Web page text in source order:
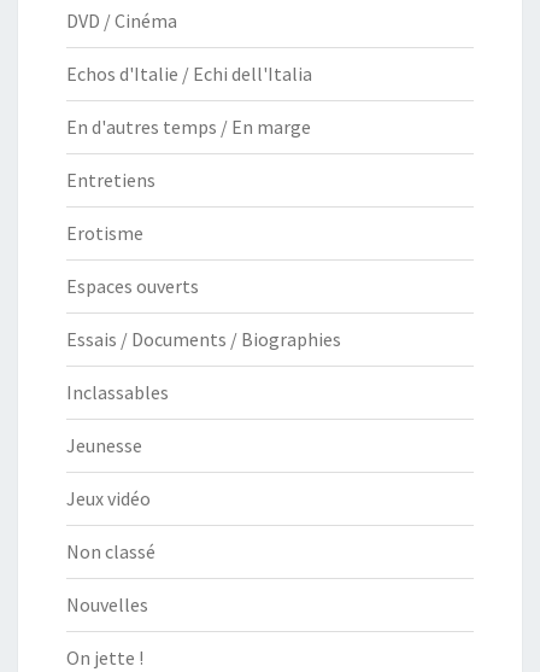
DVD / Cinéma
Echos d'Italie / Echi dell'Italia
En d'autres temps / En marge
Entretiens
Erotisme
Espaces ouverts
Essais / Documents / Biographies
Inclassables
Jeunesse
Jeux vidéo
Non classé
Nouvelles
On jette !